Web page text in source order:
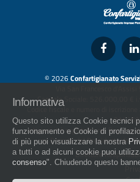
© 2026Confartigianato
Capitale Sociale: 526.000,00 €
Codice fiscale e numero di iscrizione
artigiani.it è registrato nel Registro
con Decreto del Presidente del
Direttore
Informativa
Questo sito utilizza Cookie tecnici
funzionamento e Cookie di
di più puoi visualizzare la nostra
a tutti o ad alcuni cookie puoi
consenso". Chiudendo questo